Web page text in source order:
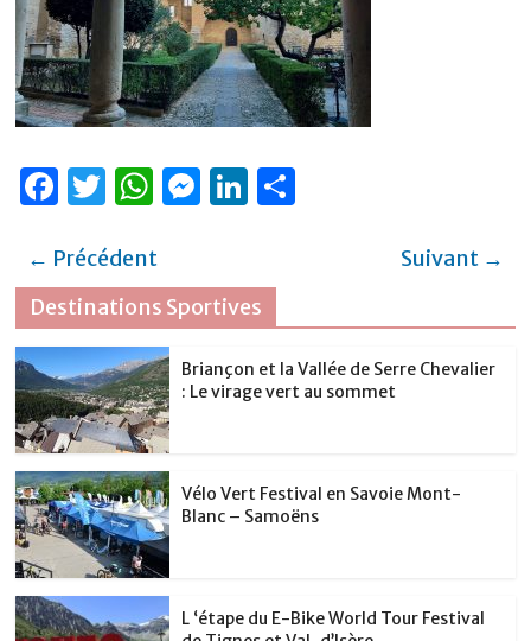
F
c
e
b
o
o
k
T
it
te
r
W
at
s
A
p
p
M
e
n
g
Li
e
dI
n
er
← Précédent
Suivant →
Destinations Sportives
Briançon et la Vallée de Serre Chevalier
: Le virage vert au sommet
Vélo Vert Festival en Savoie Mont-
Blanc – Samoëns
L ‘étape du E-Bike World Tour Festival